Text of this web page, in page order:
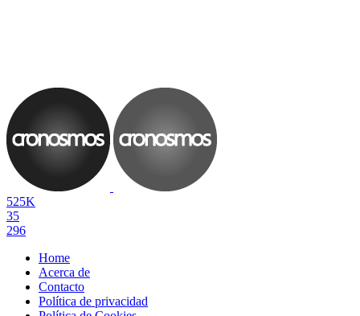
525K
35
296
Home
Acerca de
Contacto
Política de privacidad